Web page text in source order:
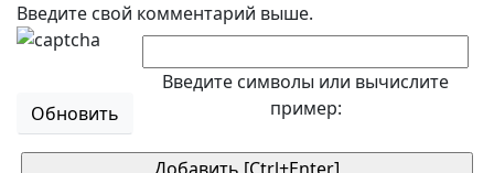
Введите свой комментарий выше.
Обновить
Введите символы или вычислите
пример: